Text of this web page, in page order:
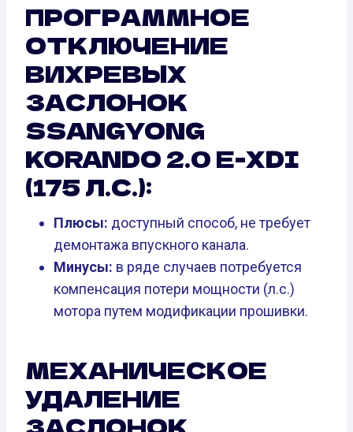
ПРОГРАММНОЕ
ОТКЛЮЧЕНИЕ
ВИХРЕВЫХ
ЗАСЛОНОК
SSANGYONG
KORANDO 2.0 E-XDI
(175 Л.С.):
Плюсы: доступный способ, не требует
демонтажа впускного канала.
Минусы: в ряде случаев потребуется
компенсация потери мощности (л.с.)
мотора путем модификации прошивки.
МЕХАНИЧЕСКОЕ
УДАЛЕНИЕ